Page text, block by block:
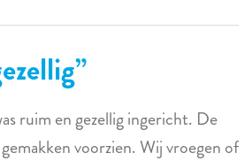
ruim en gezellig ingericht. De
voorzien. Wij vroegen of